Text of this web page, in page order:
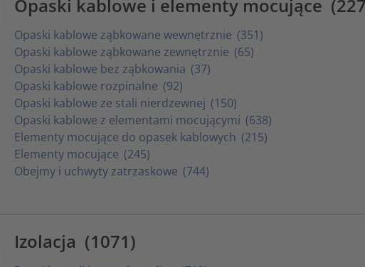
Opaski kablowe i elementy mocujące
Opaski kablowe ząbkowane wewnętrznie (351)
Opaski kablowe ząbkowane zewnętrznie (65)
Opaski kablowe bez ząbkowania (37)
Opaski kablowe rozpinalne (92)
Opaski kablowe ze stali nierdzewnej (150)
Opaski kablowe z elementami mocującymi (638)
Elementy mocujące do opasek kablowych (215)
Elementy mocujące (245)
Obejmy i uchwyty zatrzaskowe (744)
Izolacja (1071)